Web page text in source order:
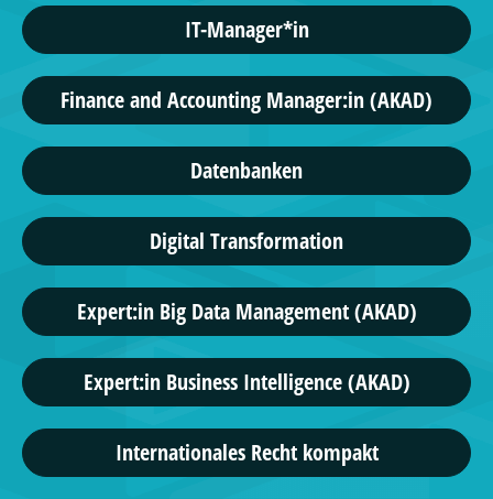
IT-Manager*in
Finance and Accounting Manager:in (AKAD)
Datenbanken
Digital Transformation
Expert:in Big Data Management (AKAD)
Expert:in Business Intelligence (AKAD)
Internationales Recht kompakt